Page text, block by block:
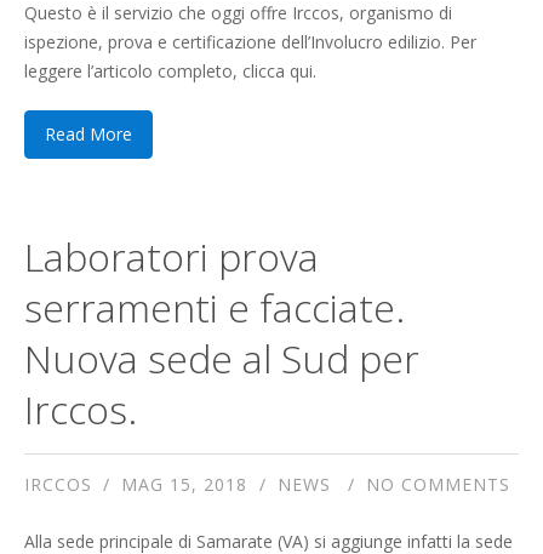
Questo è il servizio che oggi offre Irccos, organismo di
ispezione, prova e certificazione dell’Involucro edilizio. Per
leggere l’articolo completo, clicca qui.
Read More
Laboratori prova
serramenti e facciate.
Nuova sede al Sud per
Irccos.
IRCCOS MAG 15, 2018 NEWS NO COMMENTS
Alla sede principale di Samarate (VA) si aggiunge infatti la sede